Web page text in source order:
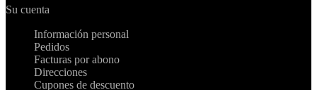
Su cuenta
Información personal
Pedidos
Facturas por abono
Direcciones
Cupones de descuento